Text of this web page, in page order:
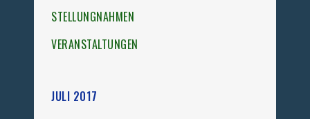
STELLUNGNAHMEN
VERANSTALTUNGEN
JULI 2017